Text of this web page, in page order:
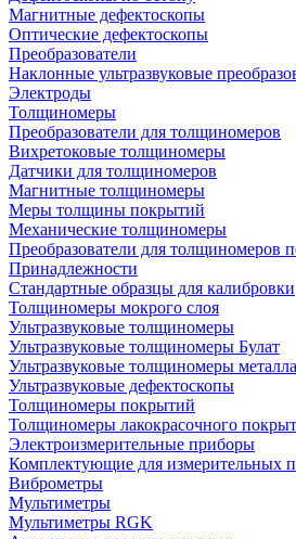
Магнитные дефектоскопы
Оптические дефектоскопы
Преобразователи
Наклонные ультразвуковые
Электроды
Толщиномеры
Преобразователи для толщиномеров
Вихретоковые толщиномеры
Датчики для толщиномеров
Магнитные толщиномеры
Меры толщины покрытий
Механические толщиномеры
Преобразователи для толщиномеров
Принадлежности
Стандартные образцы для калибровки
Толщиномеры мокрого слоя
Ультразвуковые толщиномеры
Ультразвуковые толщиномеры Булат
Ультразвуковые толщиномеры металла
Ультразвуковые дефектоскопы
Толщиномеры покрытий
Толщиномеры лакокрасочного
Электроизмерительные приборы
Комплектующие для измерительных
Виброметры
Мультиметры
Мультиметры RGK